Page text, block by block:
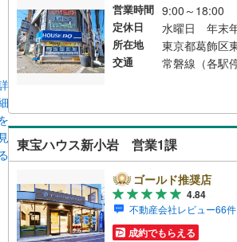
営業時間 9:00～18:00
定休日
所在地
交通
東宝ハウス新小岩 営業1課
ゴールド推奨店
4.84
不動産会社レビュー66件
成約でもらえる